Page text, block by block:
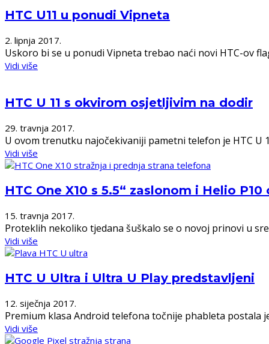
HTC U11 u ponudi Vipneta
2. lipnja 2017.
Uskoro bi se u ponudi Vipneta trebao naći novi HTC-ov
Vidi više
HTC U 11 s okvirom osjetljivim na dodir
29. travnja 2017.
U ovom trenutku najočekivaniji pametni telefon je HTC U
Vidi više
HTC One X10 s 5.5“ zaslonom i Helio
15. travnja 2017.
Proteklih nekoliko tjedana šuškalo se o novoj prinovi u
Vidi više
HTC U Ultra i Ultra U Play predstavljeni
12. siječnja 2017.
Premium klasa Android telefona točnije phableta postala
Vidi više